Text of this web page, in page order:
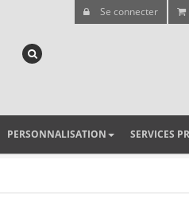
Se connecter
PERSONNALISATION SERVICES